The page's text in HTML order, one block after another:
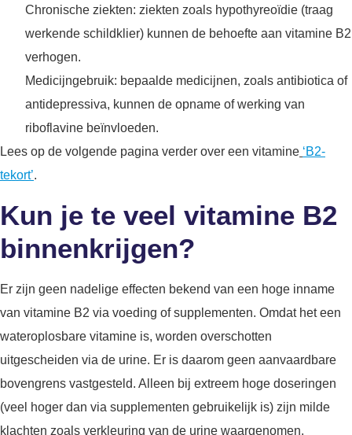
Chronische ziekten: ziekten zoals hypothyreoïdie (traag
werkende schildklier) kunnen de behoefte aan vitamine B2
verhogen.
Medicijngebruik: bepaalde medicijnen, zoals antibiotica of
antidepressiva, kunnen de opname of werking van
riboflavine beïnvloeden.
Lees op de volgende pagina verder over een vitamine ‘B2-
tekort’.
Kun je te veel vitamine B2
binnenkrijgen?
Er zijn geen nadelige effecten bekend van een hoge inname
van vitamine B2 via voeding of supplementen. Omdat het een
wateroplosbare vitamine is, worden overschotten
uitgescheiden via de urine. Er is daarom geen aanvaardbare
bovengrens vastgesteld. Alleen bij extreem hoge doseringen
(veel hoger dan via supplementen gebruikelijk is) zijn milde
klachten zoals verkleuring van de urine waargenomen.